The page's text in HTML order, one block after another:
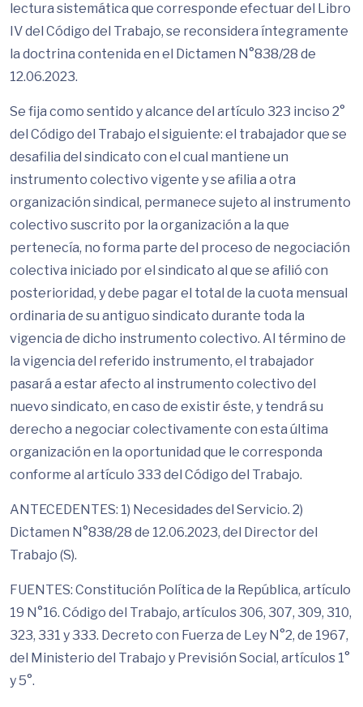
lectura sistemática que corresponde efectuar del Libro
IV del Código del Trabajo, se reconsidera íntegramente
la doctrina contenida en el Dictamen N°838/28 de
12.06.2023.
Se fija como sentido y alcance del artículo 323 inciso 2°
del Código del Trabajo el siguiente: el trabajador que se
desafilia del sindicato con el cual mantiene un
instrumento colectivo vigente y se afilia a otra
organización sindical, permanece sujeto al instrumento
colectivo suscrito por la organización a la que
pertenecía, no forma parte del proceso de negociación
colectiva iniciado por el sindicato al que se afilió con
posterioridad, y debe pagar el total de la cuota mensual
ordinaria de su antiguo sindicato durante toda la
vigencia de dicho instrumento colectivo. Al término de
la vigencia del referido instrumento, el trabajador
pasará a estar afecto al instrumento colectivo del
nuevo sindicato, en caso de existir éste, y tendrá su
derecho a negociar colectivamente con esta última
organización en la oportunidad que le corresponda
conforme al artículo 333 del Código del Trabajo.
ANTECEDENTES: 1) Necesidades del Servicio. 2)
Dictamen N°838/28 de 12.06.2023, del Director del
Trabajo (S).
FUENTES: Constitución Política de la República, artículo
19 N°16. Código del Trabajo, artículos 306, 307, 309, 310,
323, 331 y 333. Decreto con Fuerza de Ley N°2, de 1967,
del Ministerio del Trabajo y Previsión Social, artículos 1°
y 5°.